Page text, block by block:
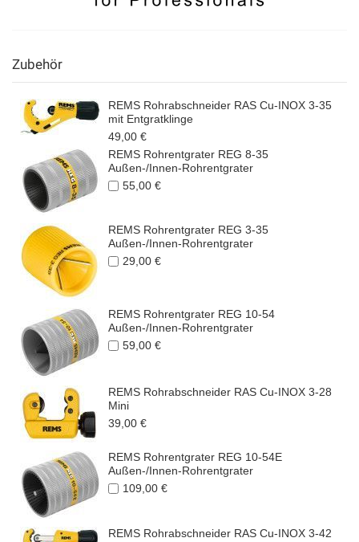
Zubehör
REMS Rohrabschneider RAS Cu-INOX 3-35
mit Entgratklinge
49,00 €
REMS Rohrentgrater REG 8-35
Außen-/Innen-Rohrentgrater
55,00 €
REMS Rohrentgrater REG 3-35
Außen-/Innen-Rohrentgrater
29,00 €
REMS Rohrentgrater REG 10-54
Außen-/Innen-Rohrentgrater
59,00 €
REMS Rohrabschneider RAS Cu-INOX 3-28
Mini
39,00 €
REMS Rohrentgrater REG 10-54E
Außen-/Innen-Rohrentgrater
109,00 €
REMS Rohrabschneider RAS Cu-INOX 3-42